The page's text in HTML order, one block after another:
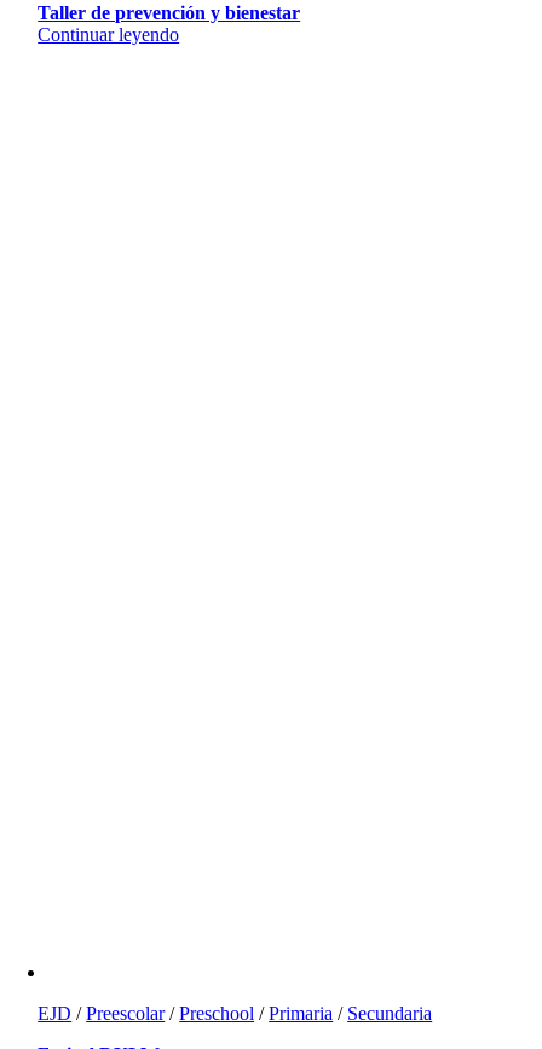
Taller de prevención y bienestar
Continuar leyendo
EJD /Preescolar/Preschool /Primaria / Secundaria